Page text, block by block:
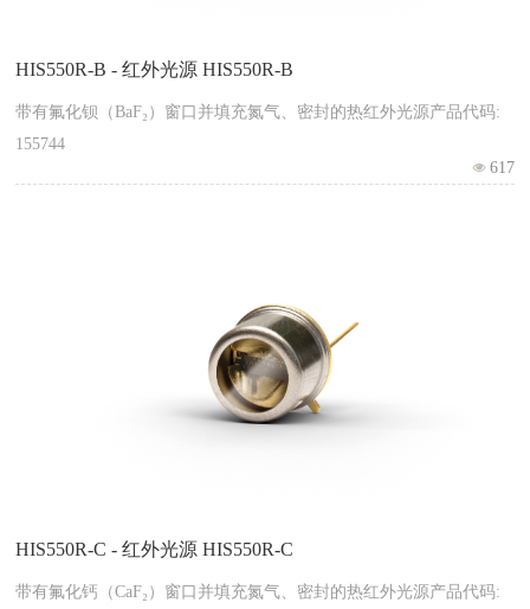
HIS550R-B - 红外光源 HIS550R-B
带有氟化钡（BaF₂）窗口并填充氮气、密封的热红外光源产品代码:
155744
617
HIS550R-C - 红外光源 HIS550R-C
带有氟化钙（CaF₂）窗口并填充氮气、密封的热红外光源产品代码: